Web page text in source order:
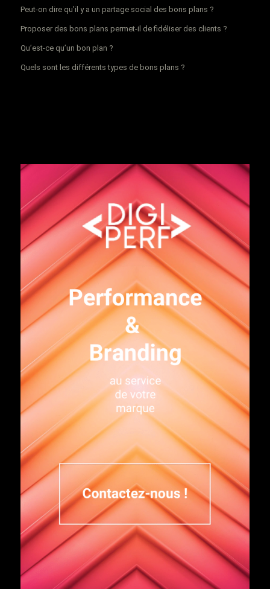
Peut-on dire qu’il y a un partage social des bons plans ?
Proposer des bons plans permet-il de fidéliser des clients ?
Qu’est-ce qu’un bon plan ?
Quels sont les différents types de bons plans ?